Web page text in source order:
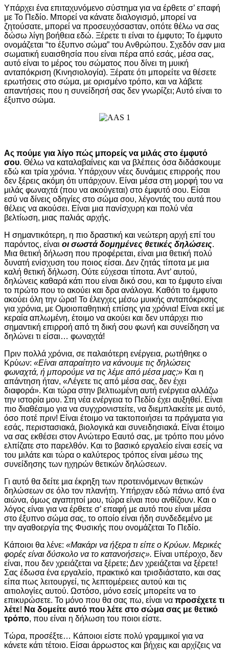
Υπάρχει ένα επιταχυνόμενο σύστημα για να έρθετε σ’ επαφή
με Το Πεδίο. Μπορεί να κάνατε διαλογισμό, μπορεί να
ζητούσατε, μπορεί να προσευχόσασταν, οπότε θέλω να σας
δώσω λίγη βοήθεια εδώ. Ξέρετε τι είναι το έμφυτο; Το έμφυτο
ονομάζεται “το έξυπνο σώμα” του Ανθρώπου. Σχεδόν σαν μια
σωματική ευαισθησία που είναι πέρα από εσάς, μέσα σας,
αυτό είναι το μέρος του σώματος που δίνει τη μυική
ανταπόκριση (Κινησιολογία). Ξέρατε ότι μπορείτε να θέσετε
ερωτήσεις στο σώμα, με ορισμένο τρόπο, και να λάβετε
απαντήσεις που η συνείδησή σας δεν γνωρίζει; Αυτό είναι το
έξυπνο σώμα.
Ας πούμε για λίγο πώς μπορείς να μιλάς στο έμφυτό
σου. Θέλω να καταλαβαίνεις και να βλέπεις όσα διδάσκουμε
εδώ και τρία χρόνια. Υπάρχουν νέες δυνάμεις επιρροής που
δεν ξέρεις ακόμη ότι υπάρχουν. Είναι μέσα στη μορφή του να
μιλάς φωναχτά (που να ακούγεται) στο έμφυτό σου. Είσαι
εσύ να δίνεις οδηγίες στο σώμα σου, λέγοντάς του αυτά που
θέλεις να ακούσει. Είναι μια πανίσχυρη και πολύ νέα
βελτίωση, μιας παλιάς αρχής.
Η σημαντικότερη, η πιο δραστική και νεώτερη αρχή επί του
παρόντος, είναι οι σωστά δομημένες θετικές δηλώσεις.
Μια θετική δήλωση που προφέρεται, είναι μια θετική πολύ
δυνατή ενίσχυση του ποιος είσαι. Δεν ζητάς τίποτα με μια
καλή θετική δήλωση. Ούτε εύχεσαι τίποτα. Αντ’ αυτού,
δηλώνεις καθαρά κάτι που είναι δικό σου, και το έμφυτο είναι
το πρώτο που το ακούει και δρα ανάλογα. Καθότι το έμφυτο
ακούει όλη την ώρα! Το έλεγχες μέσω μυικής ανταπόκρισης
για χρόνια, με Ομοιοπαθητική επίσης για χρόνια! Είναι εκεί με
κεραία απλωμένη, έτοιμο να ακούει και δεν υπάρχει πιο
σημαντική επιρροή από τη δική σου φωνή και συνείδηση να
δηλώνει τι είσαι… φωναχτά!
Πριν πολλά χρόνια, σε παλαιότερη ενέργεια, ρωτήθηκε ο
Κρύων: «Είναι απαραίτητο να κάνουμε τις δηλώσεις
φωναχτά, ή μπορούμε να τις λέμε από μέσα μας;» Και η
απάντηση ήταν, «Λέγετε τις από μέσα σας, δεν έχει
διαφορά». Και τώρα στην βελτιωμένη αυτή ενέργεια αλλάζω
την ιστορία μου. Στη νέα ενέργεια το Πεδίο έχει αυξηθεί. Είναι
πιο διαθέσιμο για να συγχρονιστείτε, να διεμπλακείτε με αυτό,
όσο ποτέ πριν! Είναι έτοιμο να τακτοποιήσει τα πράγματα για
εσάς, περιστασιακά, βιολογικά και συνειδησιακά. Είναι έτοιμο
να σας εκθέσει στον Ανώτερο Εαυτό σας, με τρόπο που μόνο
ελπίζατε στο παρελθόν. Και το βασικό εργαλείο είναι εσείς να
του μιλάτε και τώρα ο καλύτερος τρόπος είναι μέσω της
συνείδησης των ηχηρών θετικών δηλώσεων.
Γι αυτό θα δείτε μια έκρηξη των προτεινόμενων θετικών
δηλώσεων σε όλο τον πλανήτη. Υπήρχαν εδώ πάνω από ένα
αιώνα, όμως αγαπητοί μου, τώρα είναι που ανθίζουν. Και ο
λόγος είναι για να έρθετε σ’ επαφή με αυτό που είναι μέσα
στο έξυπνο σώμα σας, το οποίο είναι ήδη συνδεδεμένο με
την αγαθοεργία της Φυσικής που ονομάζεται Το Πεδίο.
Κάποιοι θα λένε: «Μακάρι να ήξερα τι είπε ο Κρύων. Μερικές
φορές είναι δύσκολο να το κατανοήσεις». Είναι υπέροχο, δεν
είναι, που δεν χρειάζεται να ξέρετε; Δεν χρειάζεται να ξέρετε!
Σας έδωσα ένα εργαλείο, πρακτικό και τρισδιάστατο, και σας
είπα πως λειτουργεί, τις λεπτομέρειες αυτού και τις
αιτιολογίες αυτού. Ωστόσο, μόνο εσείς μπορείτε να το
επικυρώσετε. Το μόνο που θα σας πω, είναι να προσέχετε τι
λέτε! Να δομείτε αυτό που λέτε στο σώμα σας με θετικό
τρόπο, που είναι η δήλωση του ποιοι είστε.
Τώρα, προσέξτε… Κάποιοι είστε πολύ γραμμικοί για να
κάνετε κάτι τέτοιο. Είσαι άρρωστος και βήχεις και αρχίζεις να